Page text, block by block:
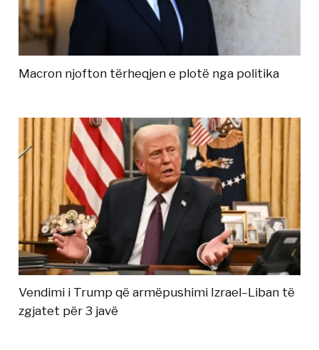
Macron njofton tërheqjen e plotë nga politika
Vendimi i Trump që armëpushimi Izrael–Liban të
zgjatet për 3 javë